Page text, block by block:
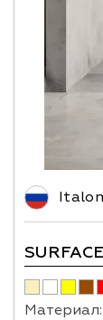
SURFACE
Материал: